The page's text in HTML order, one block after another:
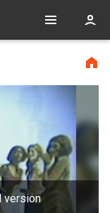
version